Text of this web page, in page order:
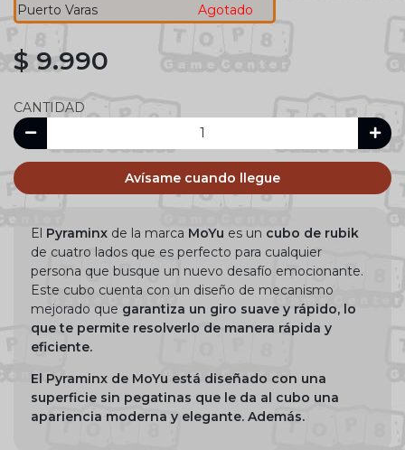
Puerto Varas
Agotado
$ 9.990
CANTIDAD
Avísame cuando llegue
El Pyraminx de la marca MoYu es un cubo de rubik
de cuatro lados que es perfecto para cualquier
persona que busque un nuevo desafío emocionante.
Este cubo cuenta con un diseño de mecanismo
mejorado que garantiza un giro suave y rápido, lo
que te permite resolverlo de manera rápida y
eficiente.
El Pyraminx de MoYu está diseñado con una
superficie sin pegatinas que le da al cubo una
apariencia moderna y elegante. Además.